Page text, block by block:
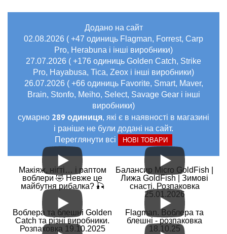
Додано на сайт
02.08.2026 ( +47 одиниць Flagman, Forrest, Carp
Pro, Herabuna і інші виробники)
27.07.2026 ( +176 одиниць Golden Catch, Strike
Pro, Hayabusa, Tica, Zeox і інші виробники)
26.07.2026 ( +66 одиниць Favorite, Smart, Maver,
Brain, Stonfo, Meiho, Select, Savage Gear і інші
виробники)
сумарно 289 одиниця, які є в наявності в магазині
і раніше не були додані на сайт.
Переглянути всі
НОВІ ТОВАРИ
Макіяж, нігті… і раптом
воблери 🤣 Невже це
майбутня рибалка? 🎣
Балансир Micro GoldFish |
Лижа GoldFish | Зимові
снасті. Розпаковка
25.01.2026
Воблера та блешні Golden
Catch та різні виробники.
Розпаковка 19.10.2025
Flagman. Воблера та
блешні - розпаковка
18.10.25